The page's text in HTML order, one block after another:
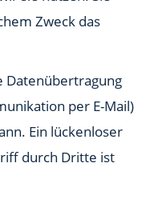
Zweck das
Datenübertragung
per E-Mail)
Ein lückenloser
durch Dritte ist